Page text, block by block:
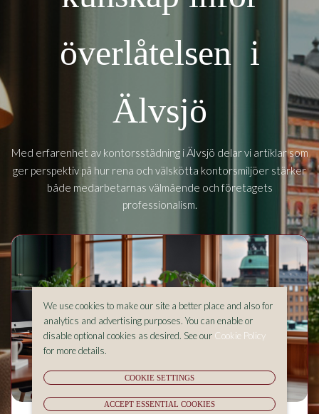
överlåtelsen i
Älvsjö
Med erfarenhet av kontorsstädning iÄlvsjö delar vi artiklar som
ger perspektiv på hur rena och välskötta kontorsmiljöer stärker
både medarbetarnas välmående och företagets
professionalism.
We use cookies to make our site a better place and also for
analytics and advertising purposes. You can enable or
disable optional cookies as desired. See our Cookie Policy
for more details.
COOKIE SETTINGS
ACCEPT ESSENTIAL COOKIES